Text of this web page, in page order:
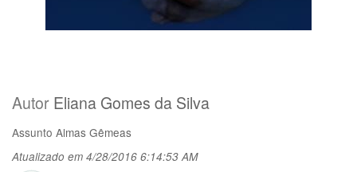
Autor Eliana Gomes da Silva
Assunto Almas Gêmeas
Atualizado em 4/28/2016 6:14:53 AM